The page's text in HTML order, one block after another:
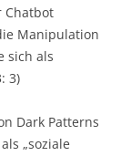
Chatbot
Manipulation
sich als
3)
Dark Patterns
„soziale